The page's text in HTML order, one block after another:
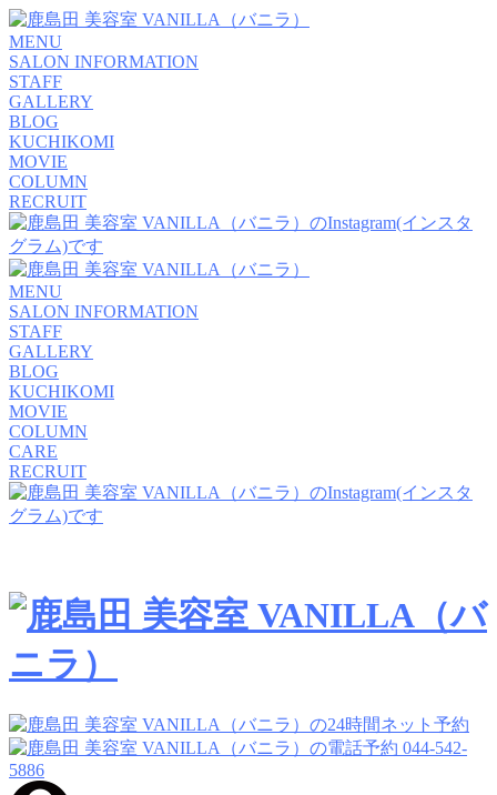
MENU
SALON INFORMATION
STAFF
GALLERY
BLOG
KUCHIKOMI
MOVIE
COLUMN
RECRUIT
MENU
SALON INFORMATION
STAFF
GALLERY
BLOG
KUCHIKOMI
MOVIE
COLUMN
CARE
RECRUIT
044-542-
5886